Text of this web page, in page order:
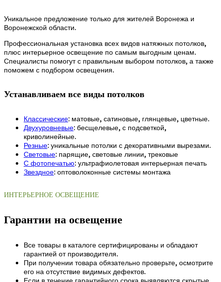
Уникальное предложение только для жителей Воронежа и
Воронежской области.
Профессиональная установка всех видов натяжных потолков,
плюс интерьерное освещение по самым выгодным ценам.
Специалисты помогут с правильным выбором потолков, а также
поможем с подбором освещения.
Устанавливаем все виды потолков
Классические: матовые, сатиновые, глянцевые, цветные.
Двухуровневые: бесщелевые, с подсветкой,
криволинейные.
Резные: уникальные потолки с декоративными вырезами.
Световые: парящие, световые линии, трековые
С фотопечатью: ультрафиолетовая интерьерная печать
Звездное: оптоволоконные системы монтажа
ИНТЕРЬЕРНОЕ ОСВЕЩЕНИЕ
Гарантии на освещение
Все товары в каталоге сертифицированы и обладают
гарантией от производителя.
При получении товара обязательно проверьте, осмотрите
его на отсутствие видимых дефектов.